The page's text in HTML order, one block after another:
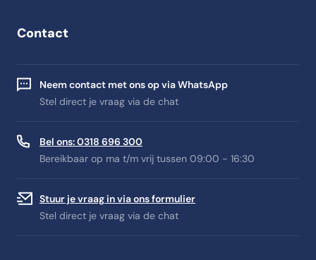
Contact
Neem contact met ons op via WhatsApp
Stel direct je vraag via de chat
Bel ons: 0318 696 300
Bereikbaar op ma t/m vrij tussen 09:00 - 16:30
Stuur je vraag in via ons formulier
Stel direct je vraag via de chat